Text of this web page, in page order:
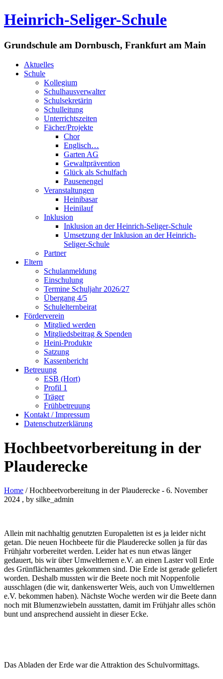
Heinrich-Seliger-Schule
Grundschule am Dornbusch, Frankfurt am Main
Aktuelles
Schule
Kollegium
Schulhausverwalter
Schulsekretärin
Schulleitung
Unterrichtszeiten
Fächer/Projekte
Chor
Englisch…
Garten AG
Gewaltprävention
Glück als Schulfach
Pausenengel
Veranstaltungen
Heinibasar
Heinilauf
Inklusion
Inklusion an der Heinrich-Seliger-Schule
Umsetzung der Inklusion an der Heinrich-
Seliger-Schule
Partner
Eltern
Schulanmeldung
Einschulung
Termine Schuljahr 2026/27
Übergang 4/5
Schulelternbeirat
Förderverein
Mitglied werden
Mitgliedsbeitrag & Spenden
Heini-Produkte
Satzung
Kassenbericht
Betreuung
ESB (Hort)
Profil 1
Träger
Frühbetreuung
Kontakt / Impressum
Datenschutzerklärung
Hochbeetvorbereitung in der
Plauderecke
Home / Hochbeetvorbereitung in der Plauderecke - 6. November
2024 , by silke_admin
Allein mit nachhaltig genutzten Europaletten ist es ja leider nicht
getan. Die neuen Hochbeete für die Plauderecke sollen ja für das
Frühjahr vorbereitet werden. Leider hat es nun etwas länger
gedauert, bis wir über Umweltlernen e.V. an einen Laster voll Erde
des Grünflächenamtes gekommen sind. Die Erde ist gerade geliefert
worden. Deshalb mussten wir die Beete noch mit Noppenfolie
ausschlagen (die wir, dankenswerter Weis, auch von Umweltlernen
e.V. bekommen haben). Nächste Woche werden wir die Beete dann
noch mit Blumenzwiebeln ausstatten, damit im Frühjahr alles schön
bunt und ansprechend aussieht in dieser Ecke.
Das Abladen der Erde war die Attraktion des Schulvormittags.